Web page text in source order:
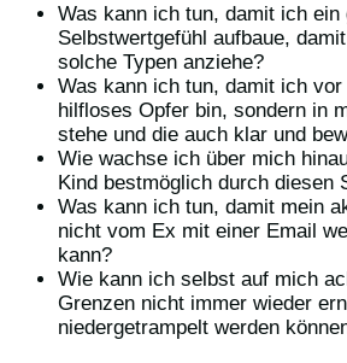
Was kann ich tun, damit ich ein
Selbstwertgefühl aufbaue,
solche Typen anziehe?
Was kann ich tun, damit ich
hilfloses Opfer bin, sondern in
stehe und die auch klar und
Wie wachse ich über mich
Kind bestmöglich durch diesen
Was kann ich tun, damit mein
nicht vom Ex mit einer Email
kann?
Wie kann ich selbst auf mich
Grenzen nicht immer wieder
niedergetrampelt werden